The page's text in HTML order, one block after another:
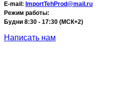
E-mail: ImportTehProd@mail.ru
Режим работы:
Будни 8:30 - 17:30 (МСК+2)
Написать нам